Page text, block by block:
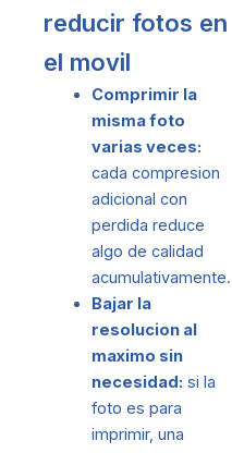
reducir fotos en
el movil
Comprimir la
misma foto
varias veces:
cada compresion
adicional con
perdida reduce
algo de calidad
acumulativamente.
Bajar la
resolucion al
maximo sin
necesidad: si la
foto es para
imprimir, una